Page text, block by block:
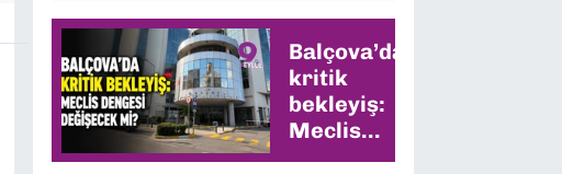
Balçova’da
kritik
bekleyiş:
Meclis
dengesi